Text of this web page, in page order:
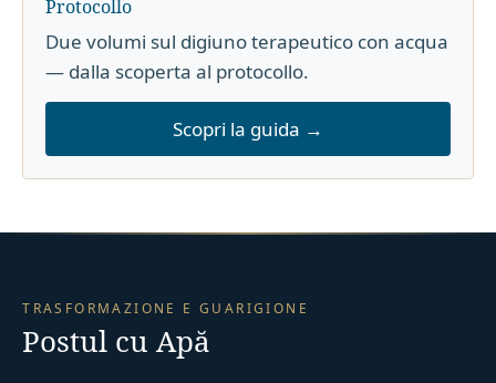
Protocollo
Due volumi sul digiuno terapeutico con acqua
— dalla scoperta al protocollo.
Scopri la guida →
TRASFORMAZIONE E GUARIGIONE
Postul cu Apă